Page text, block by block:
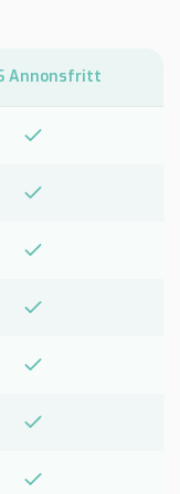
Annonsfritt